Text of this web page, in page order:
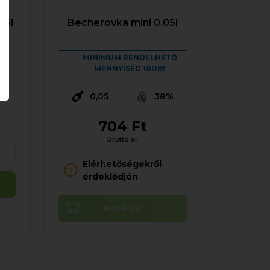
Becherovka mini 0.05l
MINIMUM RENDELHETŐ
MENNYISÉG 10DB!
0,05 38%
704 Ft
Bruttó ár
Elérhetőségekről
érdeklődjön
Kosárba